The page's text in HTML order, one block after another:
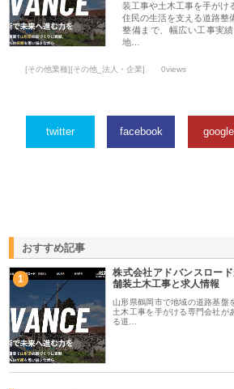
装工事や土木工事を手がけ
住民の生活を支える道路整
整備まで、幅広い工事実
地…
[その他業種][その他_法人・企業] 0views
twitter facebook
おすすめ記事
1
株式会社アドバンスロー
舗装土木工事と求人情報
山形県鶴岡市で地域の道路基盤
土木工事を手がける専門会社が
る道…